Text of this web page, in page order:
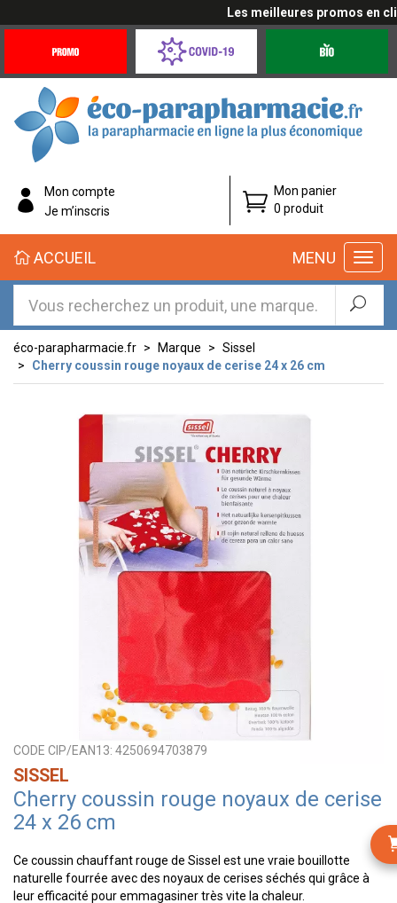
Les meilleures promos en
Offres
Coronavirus
éco-
parapharmacie.fr
éco-
parapharmacie.fr
Mon compte
Je m’inscris
Mon panier
0 produit
MENU
ACCUEIL
éco-parapharmacie.fr Marque
Sissel
Cherry coussin rouge noyaux de cerise 24 x 26 cm
CODE CIP/EAN13: 4250694703879
SISSEL
Cherry coussin rouge noyaux de cerise
24 x 26 cm
Ce coussin chauffant rouge de Sissel est une vraie bouillotte
naturelle fourrée avec des noyaux de cerises séchés qui grâce à
leur efficacité pour emmagasiner très vite la chaleur.